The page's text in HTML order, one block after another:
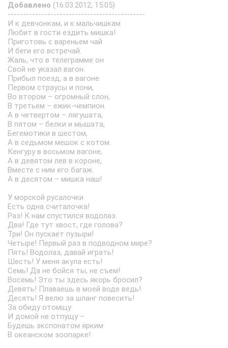
Добавлено (16.03.2012, 15:05)
---------------------------------------------
И к девчонкам, и к мальчишкам
Любит в гости ездить мишка!
Приготовь с вареньем чай
И беги его встречай.
Жаль, что в телеграмме он
Свой не указал вагон.
Прибыл поезд, а в вагоне
Первом страусы и пони,
Во втором – огромный слон,
В третьем – ежик-чемпион.
А в четвертом – лягушата,
В пятом – белки и мышата,
Бегемотики в шестом,
А в седьмом мешок с котом.
Кенгуру в восьмом вагоне,
А в девятом лев в короне,
Вместе с ним его багаж.
А в десятом – мишка наш!
У морской русалочки
Есть одна считалочка!
Раз! К нам спустился водолаз.
Два! Где тут хвост, где голова?
Три! Он пускает пузыри!
Четыре! Первый раз в подводном мире?
Пять! Водолаз, давай играть!
Шесть! У меня акула есть!
Семь! Да не бойся ты, не съем!
Восемь! Это ты здесь якорь бросил?
Девять! Плаваешь в моей воде ведь!
Десять! Я велю за шланг повесить!
За обиду отомщу
И домой не отпущу –
Будешь экспонатом ярким
В океанском зоопарке!